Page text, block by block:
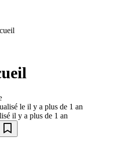
le il y a plus de 1 an
il y a plus de 1 an